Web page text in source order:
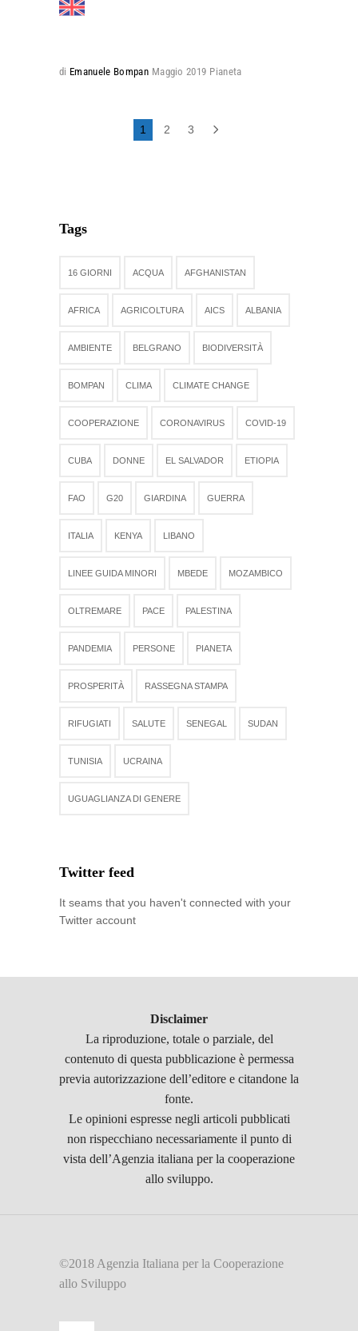
di Emanuele Bompan Maggio 2019 Pianeta
1 2 3
Tags
16 GIORNI ACQUA AFGHANISTAN
AFRICA AGRICOLTURA AICS ALBANIA
AMBIENTE BELGRANO BIODIVERSITÀ
BOMPAN CLIMA CLIMATE CHANGE
COOPERAZIONE CORONAVIRUS COVID-19
CUBA DONNE EL SALVADOR ETIOPIA
FAO G20 GIARDINA GUERRA
ITALIA KENYA LIBANO
LINEE GUIDA MINORI MBEDE MOZAMBICO
OLTREMARE PACE PALESTINA
PANDEMIA PERSONE PIANETA
PROSPERITÀ RASSEGNA STAMPA
RIFUGIATI SALUTE SENEGAL SUDAN
TUNISIA UCRAINA
UGUAGLIANZA DI GENERE
Twitter feed
It seams that you haven't connected with your
Twitter account
Disclaimer
La riproduzione, totale o parziale, del
contenuto di questa pubblicazione è permessa
previa autorizzazione dell’editore e citandone la
fonte.
Le opinioni espresse negli articoli pubblicati
non rispecchiano necessariamente il punto di
vista dell’Agenzia italiana per la cooperazione
allo sviluppo.
©2018 Agenzia Italiana per la Cooperazione
allo Sviluppo